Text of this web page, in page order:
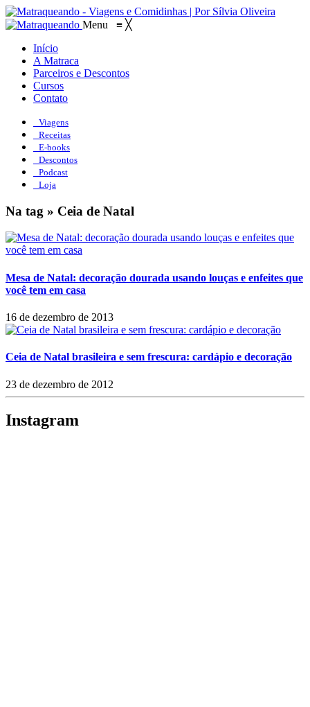
Menu ≡ ╳
Início
A Matraca
Parceiros e Descontos
Cursos
Contato
Viagens
Receitas
E-books
Descontos
Podcast
Loja
Na tag » Ceia de Natal
Mesa de Natal: decoração dourada usando louças e enfeites que
você tem em casa
16 de dezembro de 2013
Ceia de Natal brasileira e sem frescura: cardápio e decoração
23 de dezembro de 2012
Instagram